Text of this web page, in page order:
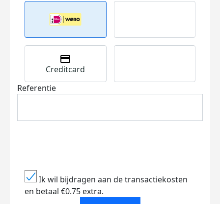
Creditcard
Referentie
Ik wil bijdragen aan de transactiekosten
en betaal €0.75 extra.